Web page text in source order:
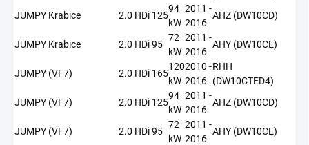
JUMPY Krabice
2.0 HDi 125
94
kW
2011 -
2016
AHZ (DW10CD)
JUMPY Krabice 2.0 HDi 95
72
kW
2011 -
2016
AHY (DW10CE)
JUMPY (VF7) 2.0 HDi 165
120
kW
2010 -
2016
RHH
(DW10CTED4)
JUMPY (VF7)
2.0 HDi 125
94
kW
2011 -
2016
AHZ (DW10CD)
JUMPY (VF7) 2.0 HDi 95
72
kW
2011 -
2016
AHY (DW10CE)